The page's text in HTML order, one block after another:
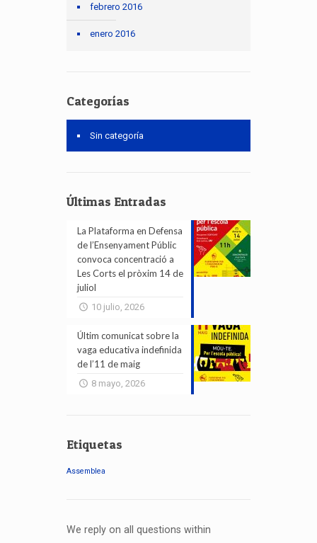
febrero 2016
enero 2016
Categorías
Sin categoría
Últimas Entradas
La Plataforma en Defensa
de l’Ensenyament Públic
convoca concentració a
Les Corts el pròxim 14 de
juliol
10 julio, 2026
Últim comunicat sobre la
vaga educativa indefinida
de l’11 de maig
8 mayo, 2026
Etiquetas
Assemblea
We reply on all questions within